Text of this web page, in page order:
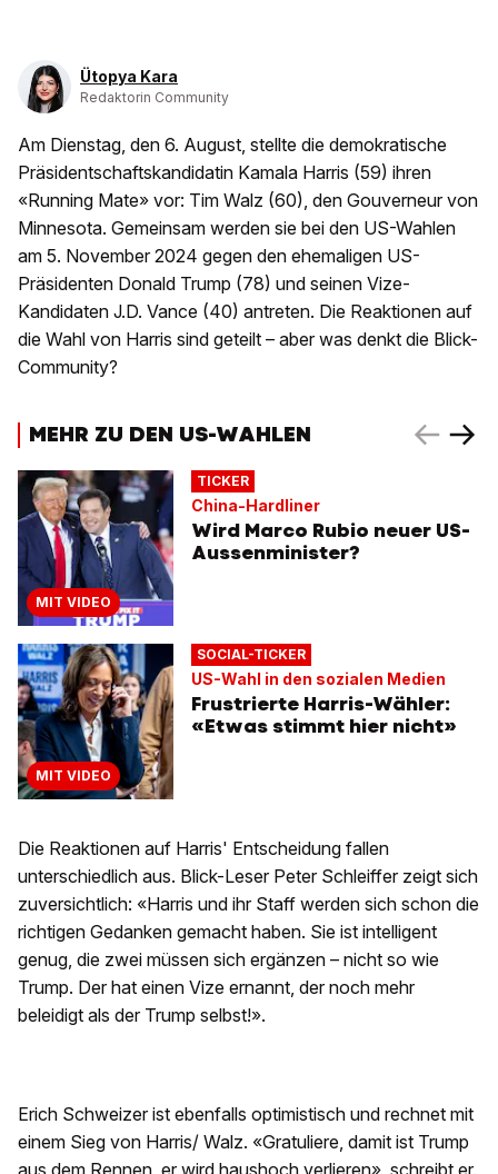
Ütopya Kara
Redaktorin Community
Am Dienstag, den 6. August, stellte die demokratische
Präsidentschaftskandidatin Kamala Harris (59) ihren
«Running Mate» vor: Tim Walz (60), den Gouverneur von
Minnesota. Gemeinsam werden sie bei den US-Wahlen
am 5. November 2024 gegen den ehemaligen US-
Präsidenten Donald Trump (78) und seinen Vize-
Kandidaten J.D. Vance (40) antreten. Die Reaktionen auf
die Wahl von Harris sind geteilt – aber was denkt die Blick-
Community?
MEHR ZU DEN US-WAHLEN
MIT VIDEO
TICKER
China-Hardliner
Wird Marco Rubio neuer US-
Aussenminister?
MIT VIDEO
SOCIAL-TICKER
US-Wahl in den sozialen Medien
Frustrierte Harris-Wähler:
«Etwas stimmt hier nicht»
Die Reaktionen auf Harris' Entscheidung fallen
unterschiedlich aus. Blick-Leser Peter Schleiffer zeigt sich
zuversichtlich: «Harris und ihr Staff werden sich schon die
richtigen Gedanken gemacht haben. Sie ist intelligent
genug, die zwei müssen sich ergänzen – nicht so wie
Trump. Der hat einen Vize ernannt, der noch mehr
beleidigt als der Trump selbst!».
Erich Schweizer ist ebenfalls optimistisch und rechnet mit
einem Sieg von Harris/ Walz. «Gratuliere, damit ist Trump